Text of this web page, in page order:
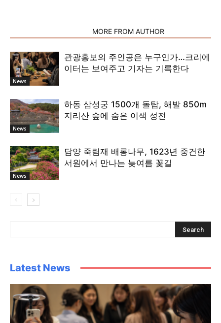
MORE FROM AUTHOR
News
관광홍보의 주인공은 누구인가…크리에
이터는 보여주고 기자는 기록한다
News
하동 삼성궁 1500개 돌탑, 해발 850m
지리산 숲에 숨은 이색 성전
News
담양 죽림재 배롱나무, 1623년 중건한
서원에서 만나는 늦여름 꽃길
Latest News